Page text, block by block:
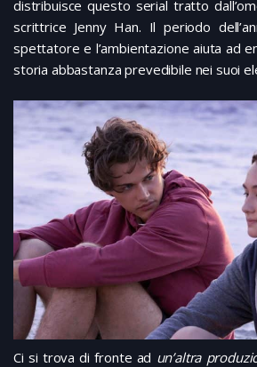
distribuisce questo serial tratto
scrittrice Jenny Han. Il periodo
spettatore e l’ambientazione aiuta ad
storia abbastanza prevedibile nei suoi
Ci si trova di fronte ad un’altra